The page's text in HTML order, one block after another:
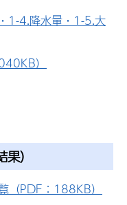
1-4.降水量・1-5.大
）
）
（PDF：188KB）